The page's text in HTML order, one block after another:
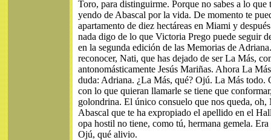
Toro, para distinguirme. Porque no sabes a lo que
yendo de Abascal por la vida. De momento te
apartamento de diez hectáreas en Miami y
nada digo de lo que Victoria Prego puede seguir
en la segunda edición de las Memorias de
reconocer, Nati, que has dejado de ser La Más,
antonomásticamente Jesús Mariñas. Ahora La
duda: Adriana. ¿La Más, qué? Ojú. La Más todo.
con lo que quieran llamarle se tiene que
golondrina. El único consuelo que nos queda, oh,
Abascal que te ha expropiado el apellido en el
opa hostil no tiene, como tú, hermana gemela.
Ojú, qué alivio.